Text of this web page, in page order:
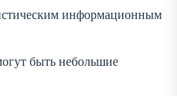
информационным
быть небольшие